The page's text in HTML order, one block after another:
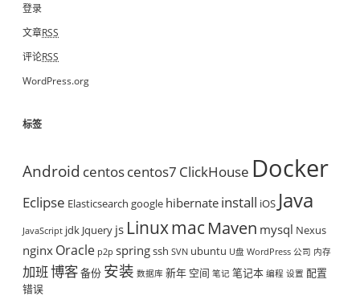
登录
文章RSS
评论RSS
WordPress.org
标签
Android centoscentos7 ClickHouse Docker
Eclipse Elasticsearch google hibernate install iOS Java
JavaScript jdk Jquery js LinuxmacMaven mysql Nexus
nginx Oracle p2p springssh SVN ubuntu U盘 WordPress 公司 内存
加班博客备份 安装 数据库 新年 空间 笔记 笔记本 编程 设置 配置
错误